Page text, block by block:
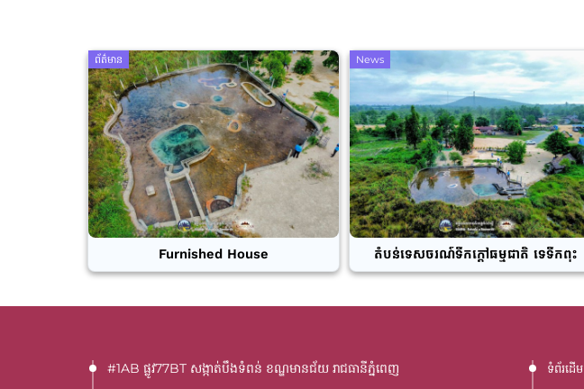
ព័ត៌មាន
Furnished House
News
តំបន់ទេសចរណ៍ទឹកក្តៅធម្មជាតិ ទេទឹកពុះ
#1AB ផ្លូវ77BT​ សង្កាត់បឹងទំពន់ ខណ្ឌមានជ័យ រាជធានីភ្នំពេញ ទំព័រដើម